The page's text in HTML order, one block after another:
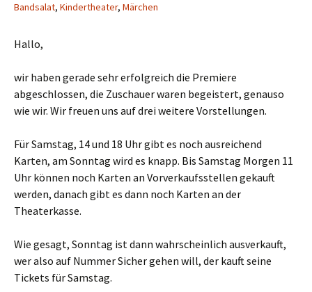
Bandsalat, Kindertheater, Märchen
Hallo,
wir haben gerade sehr erfolgreich die Premiere
abgeschlossen, die Zuschauer waren begeistert, genauso
wie wir. Wir freuen uns auf drei weitere Vorstellungen.
Für Samstag, 14 und 18 Uhr gibt es noch ausreichend
Karten, am Sonntag wird es knapp. Bis Samstag Morgen 11
Uhr können noch Karten an Vorverkaufsstellen gekauft
werden, danach gibt es dann noch Karten an der
Theaterkasse.
Wie gesagt, Sonntag ist dann wahrscheinlich ausverkauft,
wer also auf Nummer Sicher gehen will, der kauft seine
Tickets für Samstag.